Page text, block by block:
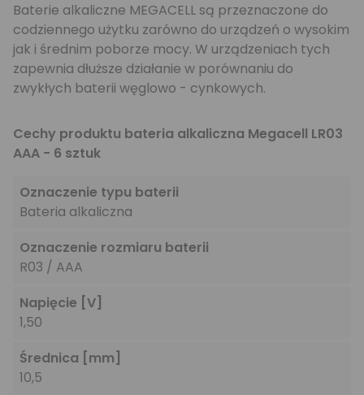
Baterie alkaliczne MEGACELL są przeznaczone do
codziennego użytku zarówno do urządzeń o wysokim
jak i średnim poborze mocy. W urządzeniach tych
zapewnia dłuższe działanie w porównaniu do
zwykłych baterii węglowo - cynkowych.
Cechy produktu bateria alkaliczna Megacell LR03
AAA - 6 sztuk
Oznaczenie typu baterii
Bateria alkaliczna
Oznaczenie rozmiaru baterii
R03 / AAA
Napięcie [V]
1,50
Średnica [mm]
10,5